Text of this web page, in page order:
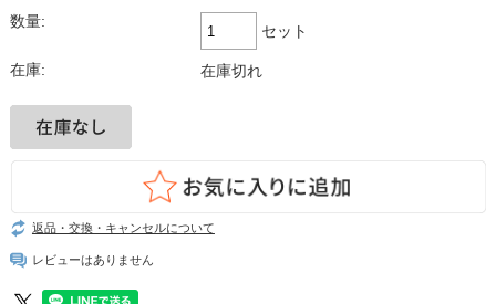
数量:
セット
在庫: 在庫切れ
返品・交換・キャンセルについて
レビューはありません